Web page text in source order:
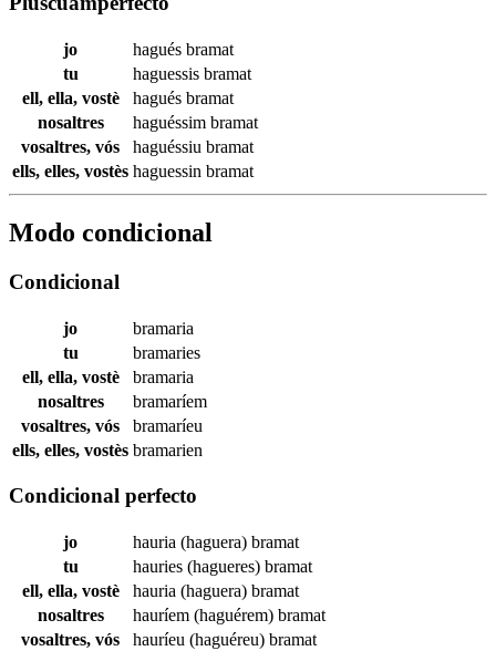
jo hagués bramat
tu
haguessis bramat
ell, ella, vostè
hagués bramat
nosaltres
haguéssim bramat
vosaltres, vós
haguéssiu bramat
ells, elles, vostès haguessin bramat
Modo condicional
Condicional
jo
bramaria
tu
bramaries
ell, ella, vostè
bramaria
nosaltres
bramaríem
vosaltres, vós
bramaríeu
ells, elles, vostès bramarien
Condicional perfecto
jo hauria (haguera) bramat
tu
hauries (hagueres) bramat
ell, ella, vostè
hauria (haguera) bramat
nosaltres
hauríem (haguérem) bramat
vosaltres, vós
hauríeu (haguéreu) bramat